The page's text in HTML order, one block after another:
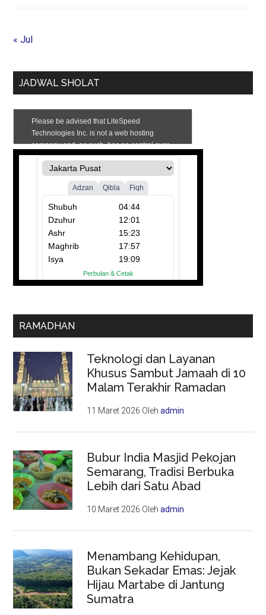
« Jul
JADWAL SHOLAT
RAMADHAN
Teknologi dan Layanan
Khusus Sambut Jamaah di 10
Malam Terakhir Ramadan
11 Maret 2026 Olehadmin
Bubur India Masjid Pekojan
Semarang, Tradisi Berbuka
Lebih dari Satu Abad
10 Maret 2026 Olehadmin
Menambang Kehidupan,
Bukan Sekadar Emas: Jejak
Hijau Martabe di Jantung
Sumatra